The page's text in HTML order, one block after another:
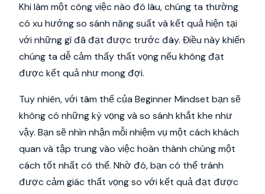
Khi làm một công việc nào đó lâu, chúng ta thường
có xu hướng so sánh năng suất và kết quả hiện tại
với những gì đã đạt được trước đây. Điều này khiến
chúng ta dễ cảm thấy thất vọng nếu không đạt
được kết quả như mong đợi.
Tuy nhiên, với tâm thế của Beginner Mindset bạn sẽ
không có những kỳ vọng và so sánh khắt khe như
vậy. Bạn sẽ nhìn nhận mỗi nhiệm vụ một cách khách
quan và tập trung vào việc hoàn thành chúng một
cách tốt nhất có thể. Nhờ đó, bạn có thể tránh
được cảm giác thất vọng so với kết quả đạt được